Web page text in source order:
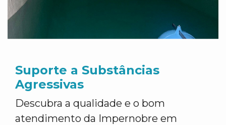
Suporte a Substâncias
Agressivas
Descubra a qualidade e o bom
atendimento da Impernobre em